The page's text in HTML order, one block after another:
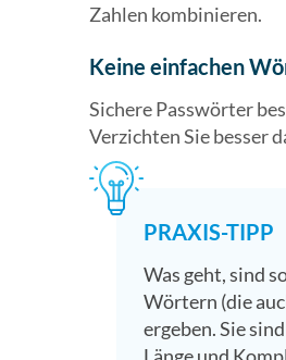
Zahlen kombinieren.
Keine einfachen
Sichere Passwörter
Verzichten Sie besser
PRAXIS-TIPP
Was geht, sind
Wörtern (die
ergeben. Sie